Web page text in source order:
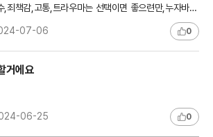
,죄책감,고통,트라우마는 선택이면 좋으련만,누자바르
07-06 0
거에요
06-25 0